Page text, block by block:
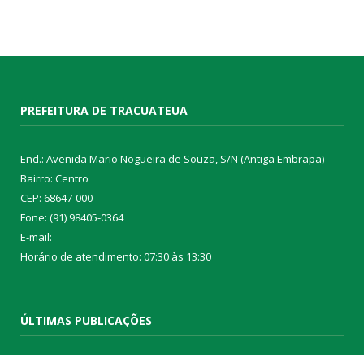
PREFEITURA DE TRACUATEUA
End.: Avenida Mario Nogueira de Souza, S/N (Antiga Embrapa)
Bairro: Centro
CEP: 68647-000
Fone: (91) 98405-0364
E-mail:
Horário de atendimento: 07:30 às 13:30
ÚLTIMAS PUBLICAÇÕES